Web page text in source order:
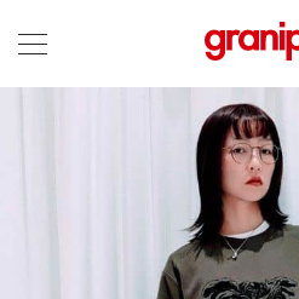
カテゴリーから探す
MEN KIDS